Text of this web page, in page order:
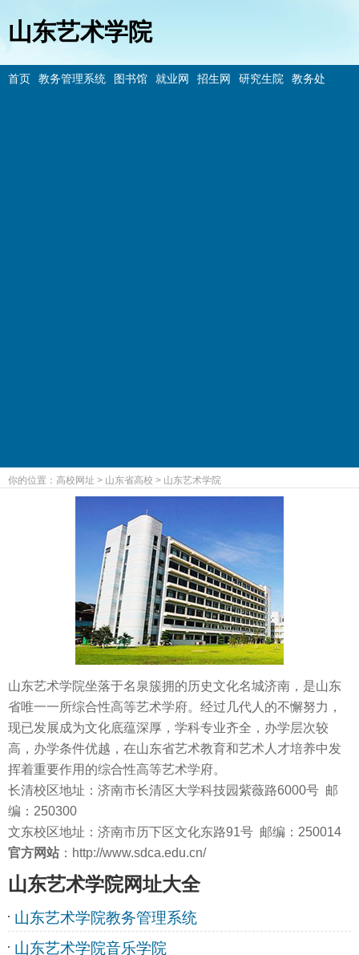
山东艺术学院
首页 教务管理系统 图书馆 就业网 招生网 研究生院 教务处
你的位置： 高校网址 > 山东省高校 > 山东艺术学院
山东艺术学院坐落于名泉簇拥的历史文化名城济南，是山东
省唯一一所综合性高等艺术学府。经过几代人的不懈努力，
现已发展成为文化底蕴深厚，学科专业齐全，办学层次较
高，办学条件优越，在山东省艺术教育和艺术人才培养中发
挥着重要作用的综合性高等艺术学府。
长清校区地址：济南市长清区大学科技园紫薇路6000号 邮
编：250300
文东校区地址：济南市历下区文化东路91号 邮编：250014
官方网站 ：http://www.sdca.edu.cn/
山东艺术学院网址大全
山东艺术学院教务管理系统
山东艺术学院音乐学院